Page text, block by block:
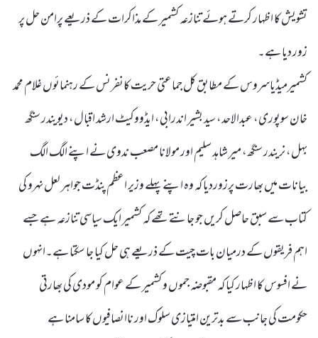
تشویش کا اظہار کرتے ہوئے تنازعہ کشمیر کے مذاکرات کے ذریعے پرامن حل پر
زور دیا ہے۔
کشمیرمیڈیاسروس کے مطابق کل جماعتی حریت کانفرنس کے رہنمائوں غلام محمد
خان سوپوری، عبدالاحد، سید بشیر اندرابی، ایڈووکیٹ ارشد اقبال، دیویندر سنگھ
بہل، نریندر سنگھ، میر شاہد سلیم اور مولانا مصعب ندوی نے اپنے الگ الگ
بیانات میں بھارت پرزوردیا کہ وہ اپنے پہلے وزیر اعظم پنڈت جواہر لعل نہرو کی
کتاب سے سبق حاصل کریں جو جانتے تھے کہ کشمیر ایک سیاسی تنازعہ ہے جسے
اہم فریقوں کے درمیان بات چیت کے ذریعے ہی حل کیا جا سکتا ہے۔انہوں
نے افسوس کا اظہار کیا کہ مقبوضہ جموں و کشمیر کے عوام کو مودی کی بھارتی
حکومت کی جانب سے بدترین امتیازی سلوک اور ناانصافیوں کا سامنا ہے